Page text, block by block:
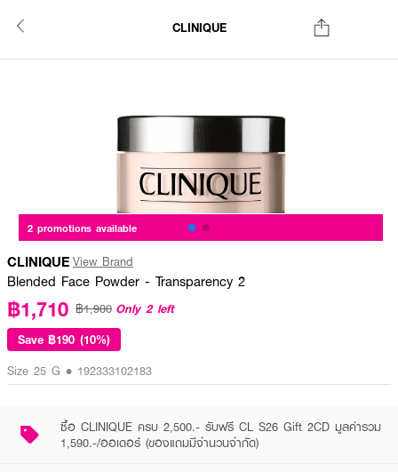
CLINIQUE
2 promotions available
CLINIQUE View Brand
Blended Face Powder - Transparency 2
฿1,710 ฿1,900 Only 2 left
Save ฿190 (10%)
Size 25 G • 192333102183
ซื้อ CLINIQUE ครบ 2,500.- รับฟรี CL S26 Gift 2CD มูลค่ารวม
1,590.-/ออเดอร์ (ของแถมมีจำนวนจำกัด)